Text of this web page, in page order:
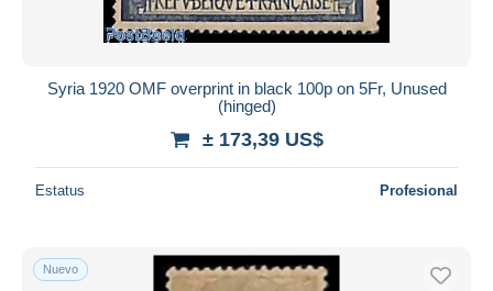
Syria 1920 OMF overprint in black 100p on 5Fr, Unused
(hinged)
± 173,39 US$
Estatus Profesional
Nuevo